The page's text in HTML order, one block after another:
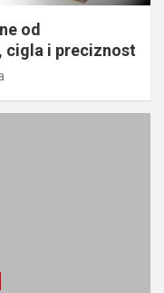
od
cigla i preciznost